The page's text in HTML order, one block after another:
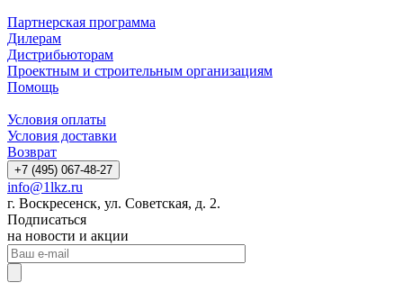
Партнерская программа
Дилерам
Дистрибьюторам
Проектным и строительным организациям
Помощь
Условия оплаты
Условия доставки
Возврат
+7 (495) 067-48-27
info@1lkz.ru
г. Воскресенск, ул. Советская, д. 2.
Подписаться
на новости и акции